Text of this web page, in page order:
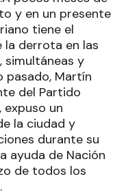
y en un presente
tiene el
derrota en las
simultáneas y
pasado, Martín
del Partido
expuso un
la ciudad y
durante su
ayuda de Nación
de todos los